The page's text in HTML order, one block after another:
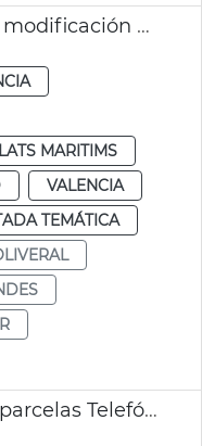
Pleno València aprueba modificación PGOU cambio uso parcelas Telefónica
MARITIMS
VALENCIA
TEMÁTICA
Cambio uso residencial parcelas Telefónica València